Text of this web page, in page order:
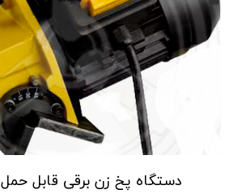
دستگاه پخ زن برقی قابل حمل AST-PKH6